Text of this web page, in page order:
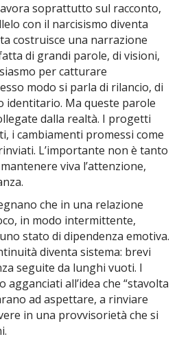
soprattutto sul racconto,
con il narcisismo diventa
costruisce una narrazione
di grandi parole, di visioni,
per catturare
modo si parla di rilancio, di
identitario. Ma queste parole
dalla realtà. I progetti
i cambiamenti promessi come
L’importante non è tanto
viva l’attenzione,
che in una relazione
in modo intermittente,
stato di dipendenza emotiva.
diventa sistema: brevi
seguite da lunghi vuoti. I
agganciati all’idea che “stavolta
ad aspettare, a rinviare
in una provvisorietà che si